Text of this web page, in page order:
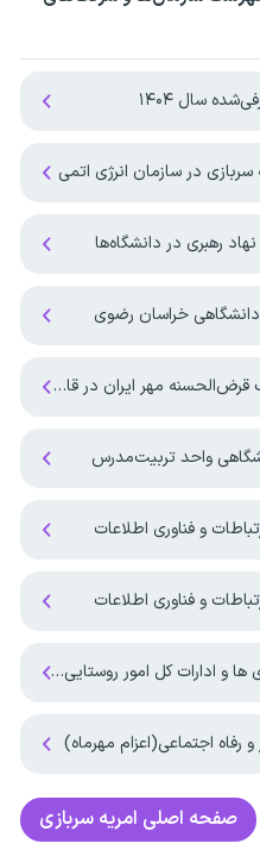
در سازمان انرژی اتمی
رهبری در دانشگاه‌ها
خراسان رضوی
در قالب طرح جایگزین خدمت سربازی
واحد تربیت‌مدرس
و فناوری اطلاعات
و فناوری اطلاعات
کل امور روستایی کشور آغاز شد
رفاه اجتماعی(اعزام مهرماه)
صفحه اصلی امریه سربازی